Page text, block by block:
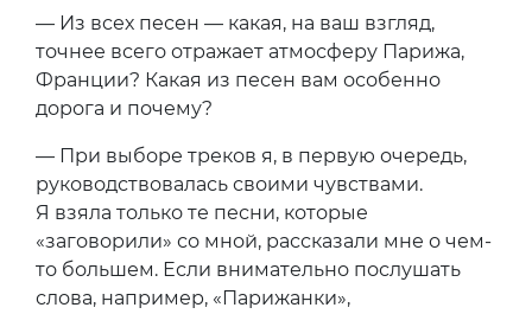
— Из всех песен — какая, на ваш взгляд,
точнее всего отражает атмосферу Парижа,
Франции? Какая из песен вам особенно
дорога и почему?
— При выборе треков я, в первую очередь,
руководствовалась своими чувствами.
Я взяла только те песни, которые
«заговорили» со мной, рассказали мне о чем-
то большем. Если внимательно послушать
слова, например, «Парижанки»,